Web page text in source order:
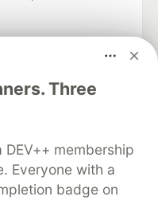
Three
membership
Everyone with a
badge on
and keep up software
software career
About
Contact
DEV Shop
MLH
Terms of Use
software that powers